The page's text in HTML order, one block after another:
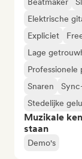
Elektrische
Expliciet
Lage
Professionele
Snaren
Stedelijke
Muzikale
staan
Demo's